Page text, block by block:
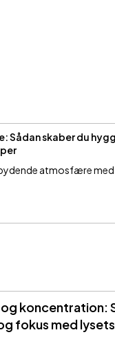
Sådan skaber du
atmosfære med
koncentration:
fokus med